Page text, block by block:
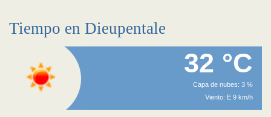
Tiempo en Dieupentale
32 °C
Capa de nubes: 3 %
Viento: E 9 km/h